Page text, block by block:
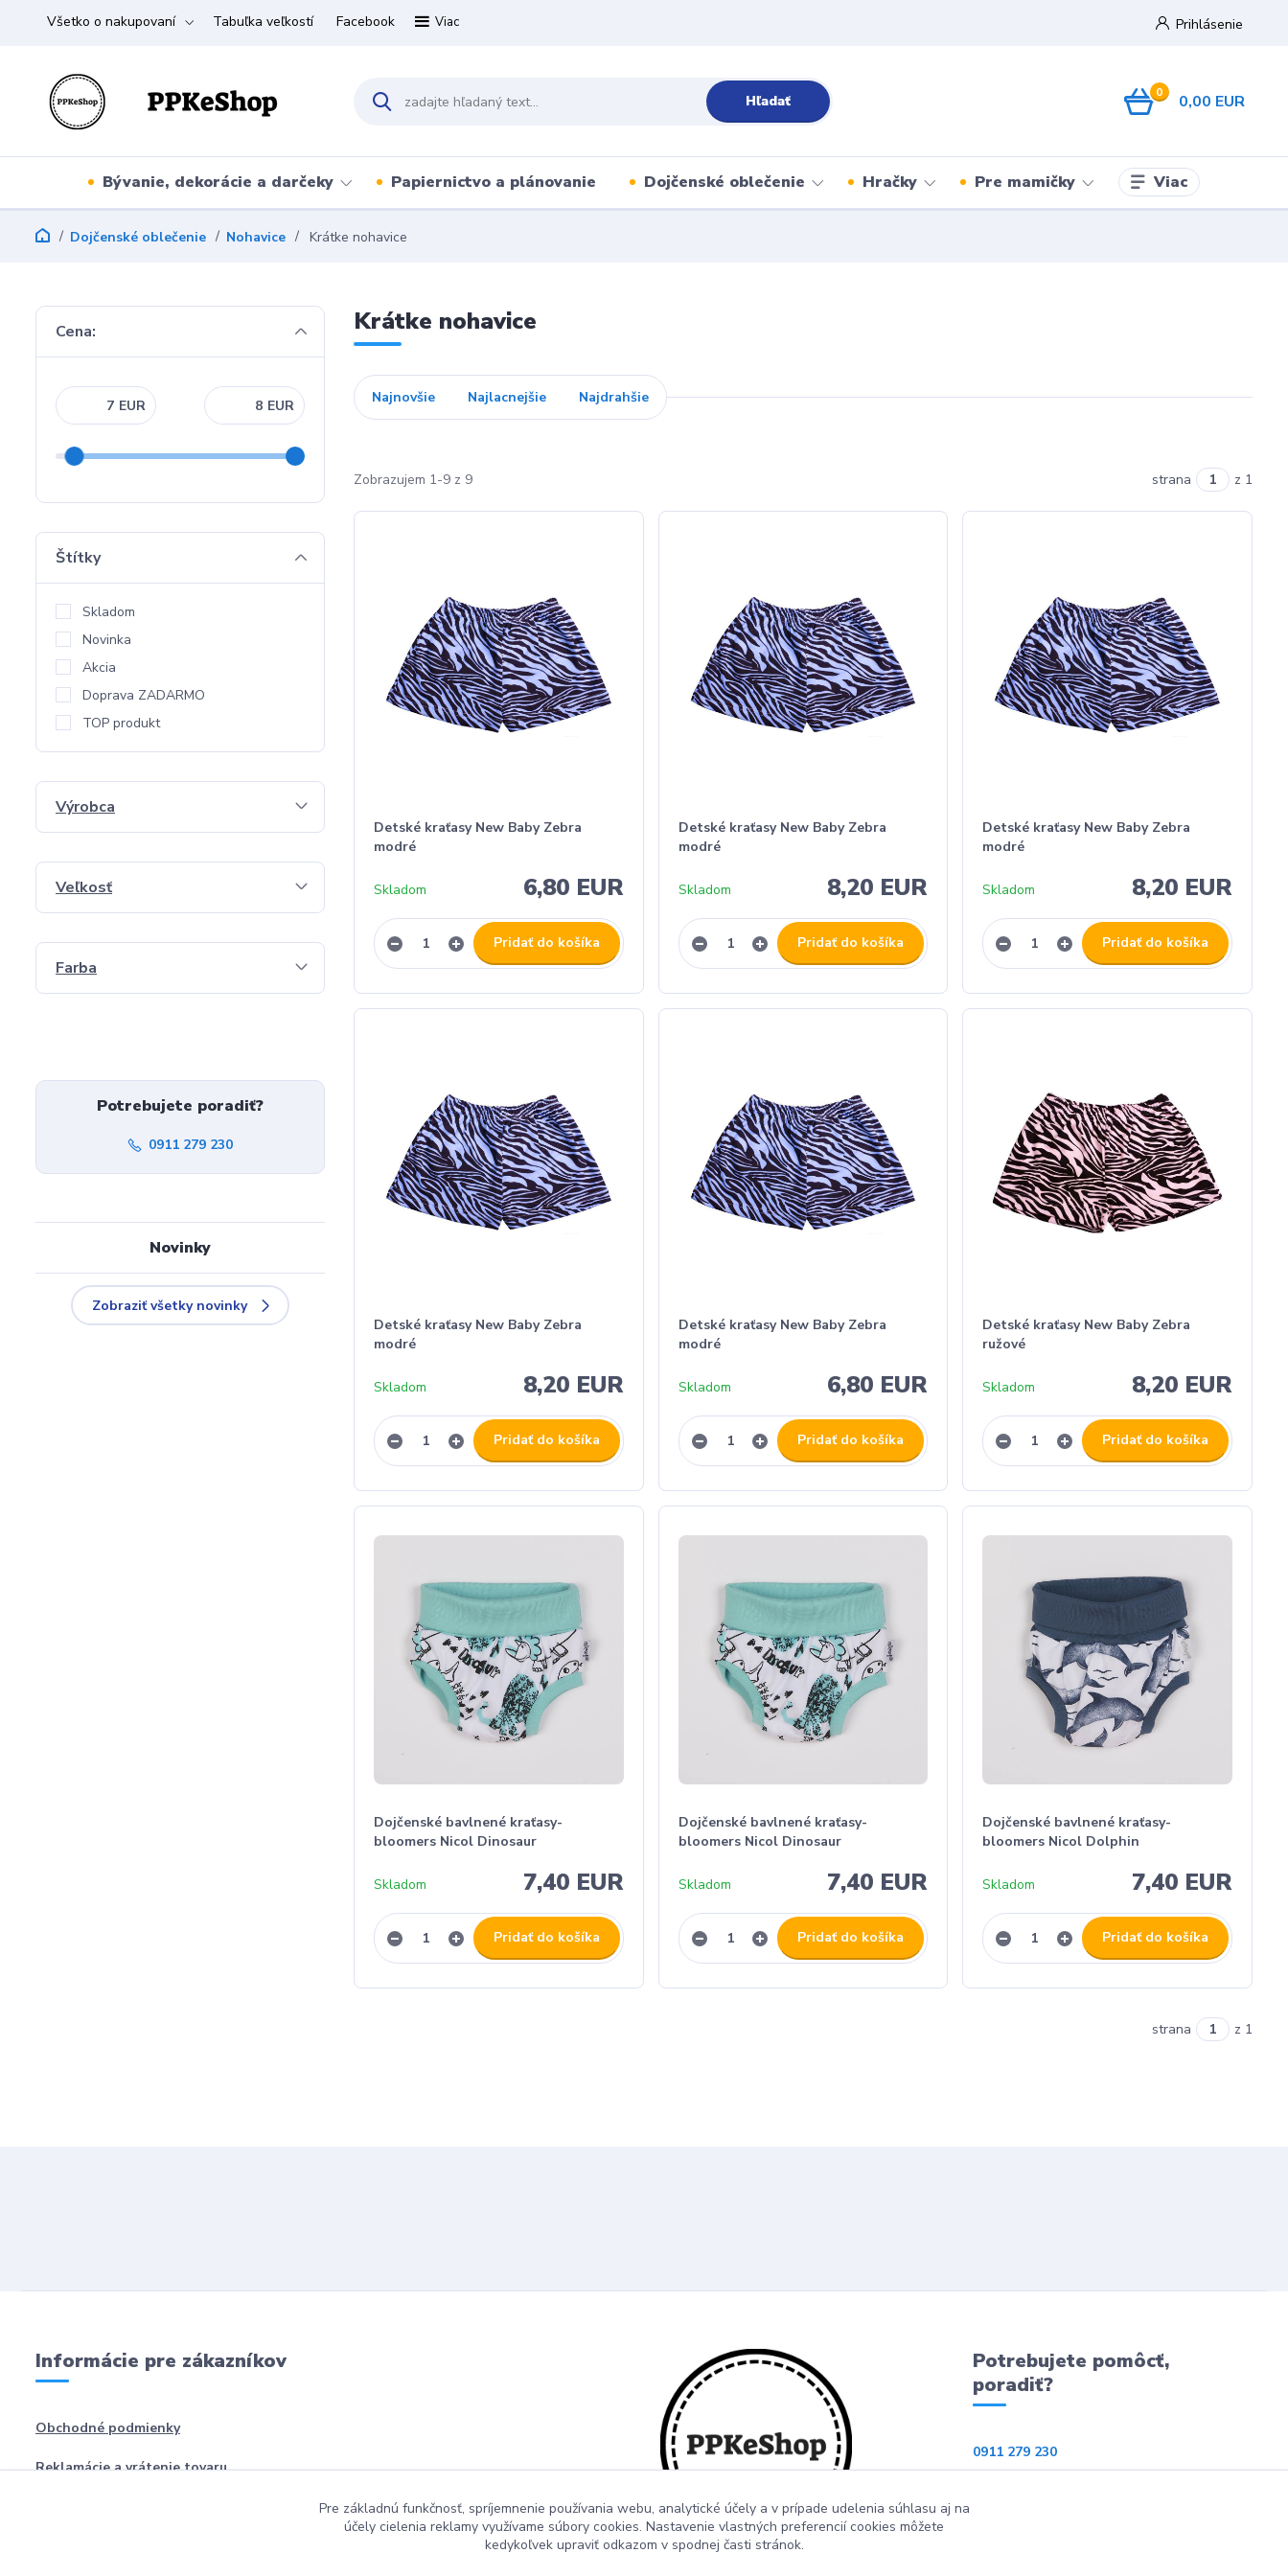
Všetko o nakupovaní Tabuľka veľkostí Facebook Viac Prihlásenie
Hľadať 0 0,00 EUR
Bývanie, dekorácie a darčeky Papiernictvo a plánovanie Dojčenské oblečenie Hračky Pre mamičky Viac
Dojčenské oblečenie Nohavice Krátke nohavice
Krátke nohavice
Najnovšie Najlacnejšie Najdrahšie
Zobrazujem 1-9 z 9 strana z 1
Detské kraťasy New Baby Zebra
modré
6,80 EUR
Skladom
Pridať do košíka
Detské kraťasy New Baby Zebra
modré
8,20 EUR
Skladom
Pridať do košíka
Detské kraťasy New Baby Zebra
modré
8,20 EUR
Skladom
Pridať do košíka
Detské kraťasy New Baby Zebra
modré
8,20 EUR
Skladom
Pridať do košíka
Detské kraťasy New Baby Zebra
modré
6,80 EUR
Skladom
Pridať do košíka
Detské kraťasy New Baby Zebra
ružové
8,20 EUR
Skladom
Pridať do košíka
Dojčenské bavlnené kraťasy-
bloomers Nicol Dinosaur
7,40 EUR
Skladom
Pridať do košíka
Dojčenské bavlnené kraťasy-
bloomers Nicol Dinosaur
7,40 EUR
Skladom
Pridať do košíka
Dojčenské bavlnené kraťasy-
bloomers Nicol Dolphin
7,40 EUR
Skladom
Pridať do košíka
strana z 1
Cena:
EUR EUR
Štítky
Skladom
Novinka
Akcia
Doprava ZADARMO
TOP produkt
Výrobca
Veľkosť
Farba
Potrebujete poradiť?
0911 279 230
Novinky
Zobraziť všetky novinky
Informácie pre zákazníkov
Obchodné podmienky
Reklamácie a vrátenie tovaru
Potrebujete pomôcť,
poradiť?
0911 279 230
Pre základnú funkčnosť, spríjemnenie používania webu, analytické účely a v prípade udelenia súhlasu aj na
účely cielenia reklamy využívame súbory cookies. Nastavenie vlastných preferencií cookies môžete
kedykoľvek upraviť odkazom v spodnej časti stránok.